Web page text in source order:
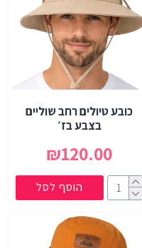
כובע טיולים רחב שוליים
בצבע בז׳
₪120.00
הוסף לסל